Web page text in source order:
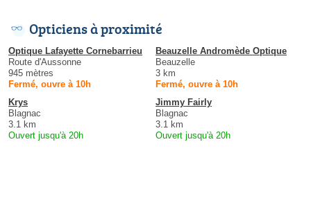
Opticiens à proximité
Optique Lafayette Cornebarrieu
Route d'Aussonne
945 mètres
Fermé, ouvre à 10h
Beauzelle Andromède Optique
Beauzelle
3 km
Fermé, ouvre à 10h
Krys
Blagnac
3.1 km
Ouvert jusqu'à 20h
Jimmy Fairly
Blagnac
3.1 km
Ouvert jusqu'à 20h